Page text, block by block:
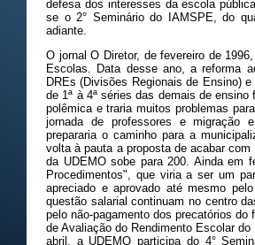
defesa dos interesses da escola
se o 2° Seminário do IAMSPE, do
adiante.
O jornal O Diretor, de fevereiro de
Escolas. Data desse ano, a reforma
DREs (Divisões Regionais de Ensino)
de 1ª à 4ª séries das demais de
polêmica e traria muitos problemas
jornada de professores e migração
prepararia o caminho para a
volta à pauta a proposta de acabar
da UDEMO sobe para 200. Ainda em
Procedimentos", que viria a ser um
apreciado e aprovado até mesmo
questão salarial continuam no centro
pelo não-pagamento dos precatórios
de Avaliação do Rendimento Escolar
abril, a UDEMO participa do 4°